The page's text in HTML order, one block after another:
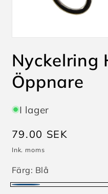
1
modalfönster
Nyckelring
Öppnare
I lager
Ordinarie
pris
79.00 SEK
Ink. moms
Färg: Blå